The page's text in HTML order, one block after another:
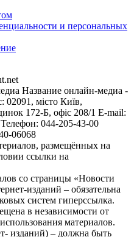
и персональных
Название онлайн-медиа -
02091, місто Київ,
172-Б, офіс 208/1 E-mail:
Телефон: 044-205-43-00
06068
размещённых на
ссылки на
со страницы «Новости
изданий – обязательна
систем гиперссылка.
в независимости от
материалов.
изданий) – должна быть